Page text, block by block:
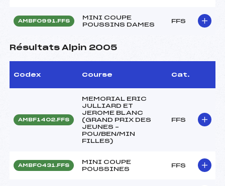
AMBF0991.FFS
MINI COUPE
POUSSINS DAMES
FFS
Résultats Alpin 2005
Codex Course Cat.
AMBF1402.FFS
MEMORIAL ERIC
JULLIARD ET
JEROME BLANC
(GRAND PRIX DES
JEUNES –
POU/BEN/MIN
FILLES)
FFS
AMBF0431.FFS
MINI COUPE
POUSSINES
FFS